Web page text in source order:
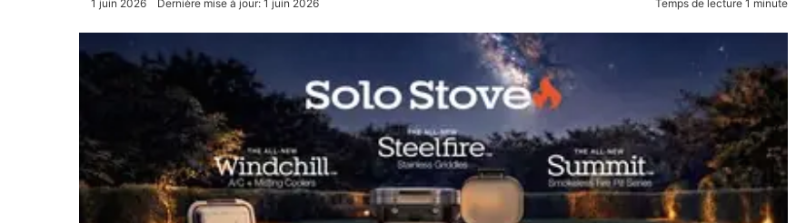
1 juin 2026 Dernière mise à jour: 1 juin 2026 Temps de lecture 1 minute